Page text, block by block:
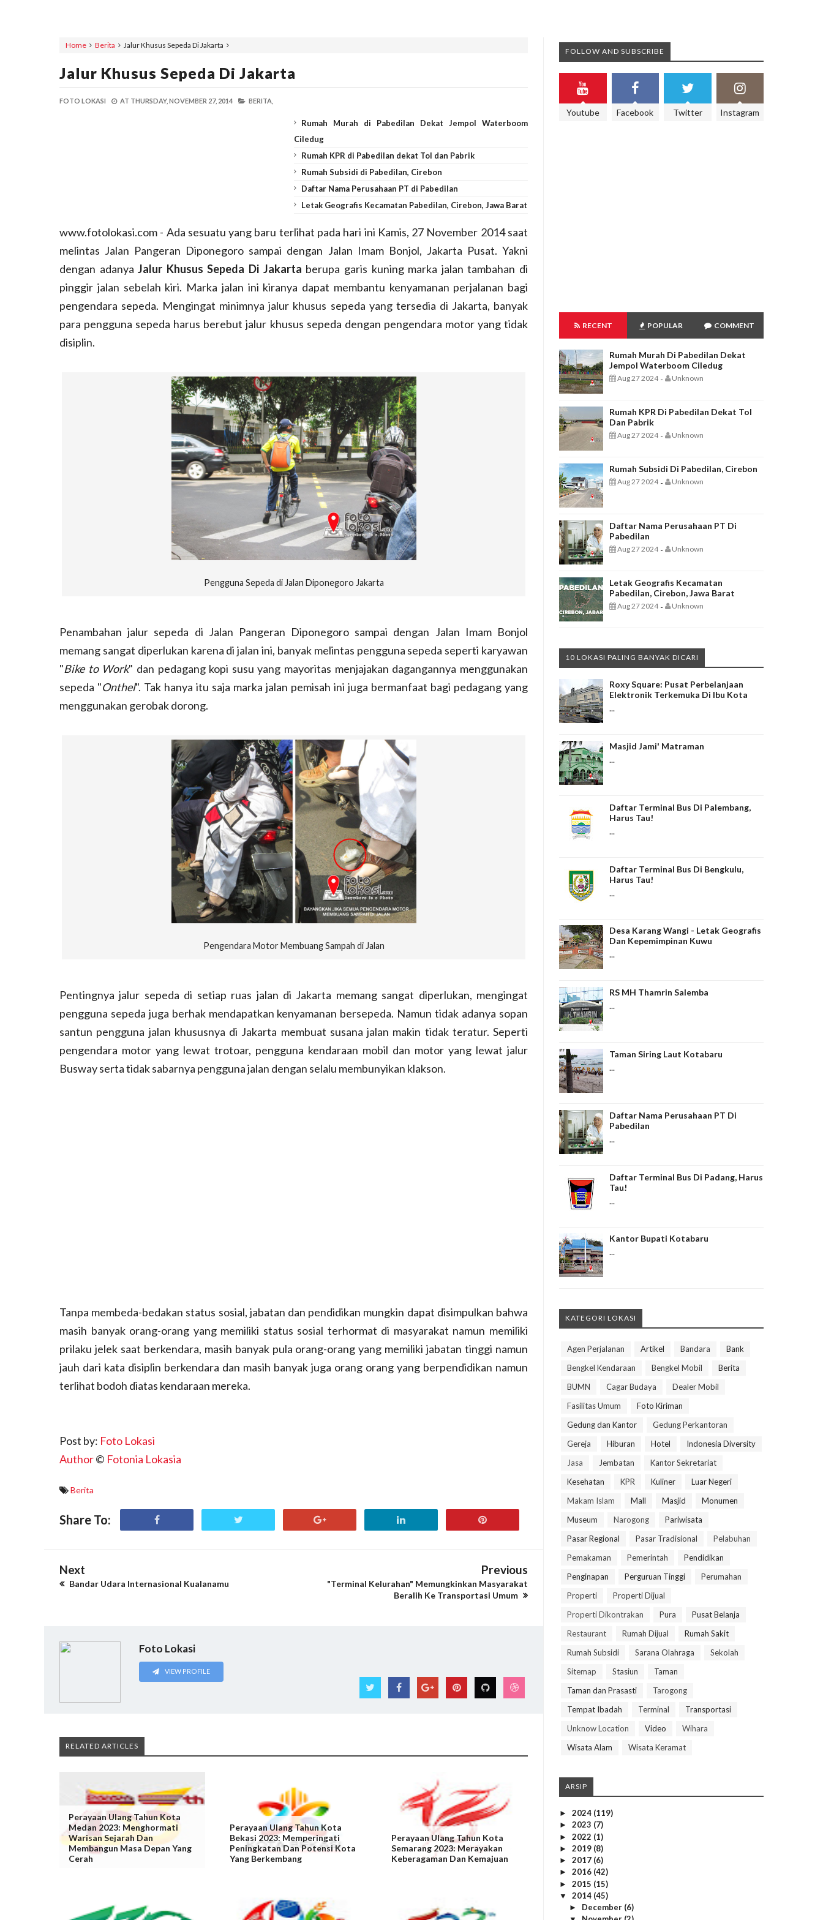
Home Berita Jalur Khusus Sepeda Di Jakarta
Jalur Khusus Sepeda Di Jakarta
FOTO LOKASI AT THURSDAY, NOVEMBER 27, 2014 BERITA,
Rumah Murah di Pabedilan Dekat Jempol Waterboom
Ciledug
Rumah KPR di Pabedilan dekat Tol dan Pabrik
Rumah Subsidi di Pabedilan, Cirebon
Daftar Nama Perusahaan PT di Pabedilan
Letak Geografis Kecamatan Pabedilan, Cirebon, Jawa Barat
www.fotolokasi.com - Ada sesuatu yang baru terlihat pada hari ini Kamis, 27 November 2014 saat
melintas Jalan Pangeran Diponegoro sampai dengan Jalan Imam Bonjol, Jakarta Pusat. Yakni
dengan adanyaJalur Khusus Sepeda Di Jakarta berupa garis kuning marka jalan tambahan di
pinggir jalan sebelah kiri. Marka jalan ini kiranya dapat membantu kenyamanan perjalanan bagi
pengendara sepeda. Mengingat minimnya jalur khusus sepeda yang tersedia di Jakarta, banyak
para pengguna sepeda harus berebut jalur khusus sepeda dengan pengendara motor yang tidak
disiplin.
Pengguna Sepeda di Jalan Diponegoro Jakarta
Penambahan jalur sepeda di Jalan Pangeran Diponegoro sampai dengan Jalan Imam Bonjol
memang sangat diperlukan karena di jalan ini, banyak melintas pengguna sepeda seperti karyawan
"Bike to Work" dan pedagang kopi susu yang mayoritas menjajakan dagangannya menggunakan
sepeda "Onthel". Tak hanya itu saja marka jalan pemisah ini juga bermanfaat bagi pedagang yang
menggunakan gerobak dorong.
Pengendara Motor Membuang Sampah di Jalan
Pentingnya jalur sepeda di setiap ruas jalan di Jakarta memang sangat diperlukan, mengingat
pengguna sepeda juga berhak mendapatkan kenyamanan bersepeda. Namun tidak adanya sopan
santun pengguna jalan khususnya di Jakarta membuat susana jalan makin tidak teratur. Seperti
pengendara motor yang lewat trotoar, pengguna kendaraan mobil dan motor yang lewat jalur
Busway serta tidak sabarnya pengguna jalan dengan selalu membunyikan klakson.
Tanpa membeda-bedakan status sosial, jabatan dan pendidikan mungkin dapat disimpulkan bahwa
masih banyak orang-orang yang memiliki status sosial terhormat di masyarakat namun memiliki
prilaku jelek saat berkendara, masih banyak pula orang-orang yang memiliki jabatan tinggi namun
jauh dari kata disiplin berkendara dan masih banyak juga orang orang yang berpendidikan namun
terlihat bodoh diatas kendaraan mereka.
Post by: Foto Lokasi
Author© Fotonia Lokasia
Berita
Share To:
Next
Bandar Udara Internasional Kualanamu
Previous
"Terminal Kelurahan" Memungkinkan Masyarakat
Beralih Ke Transportasi Umum
Foto Lokasi
VIEW PROFILE
RELATED ARTICLES
Perayaan Ulang Tahun Kota
Medan 2023: Menghormati
Warisan Sejarah Dan
Membangun Masa Depan Yang
Cerah
Perayaan Ulang Tahun Kota
Bekasi 2023: Memperingati
Peningkatan Dan Potensi Kota
Yang Berkembang
Perayaan Ulang Tahun Kota
Semarang 2023: Merayakan
Keberagaman Dan Kemajuan
FOLLOW AND SUBSCRIBE
Youtube Facebook Twitter Instagram
RECENT POPULAR COMMENT
Rumah Murah Di Pabedilan Dekat
Jempol Waterboom Ciledug
Aug 27 2024 - Unknown
Rumah KPR Di Pabedilan Dekat Tol
Dan Pabrik
Aug 27 2024 - Unknown
Rumah Subsidi Di Pabedilan, Cirebon
Aug 27 2024 - Unknown
Daftar Nama Perusahaan PT Di
Pabedilan
Aug 27 2024 - Unknown
Letak Geografis Kecamatan
Pabedilan, Cirebon, Jawa Barat
Aug 27 2024 - Unknown
10 LOKASI PALING BANYAK DICARI
Roxy Square: Pusat Perbelanjaan
Elektronik Terkemuka Di Ibu Kota
...
Masjid Jami' Matraman
...
Daftar Terminal Bus Di Palembang,
Harus Tau!
...
Daftar Terminal Bus Di Bengkulu,
Harus Tau!
...
Desa Karang Wangi - Letak Geografis
Dan Kepemimpinan Kuwu
...
RS MH Thamrin Salemba
...
Taman Siring Laut Kotabaru
...
Daftar Nama Perusahaan PT Di
Pabedilan
...
Daftar Terminal Bus Di Padang, Harus
Tau!
...
Kantor Bupati Kotabaru
...
KATEGORI LOKASI
Agen Perjalanan Artikel Bandara
Bank
Bengkel Kendaraan
Bengkel Mobil
Berita
BUMN
Cagar Budaya
Dealer Mobil
Fasilitas Umum
Foto Kiriman
Gedung dan Kantor
Gedung Perkantoran
Gereja
Hiburan Hotel
Indonesia Diversity
Jasa
Jembatan
Kantor Sekretariat
Kesehatan
KPR Kuliner
Luar Negeri
Makam Islam
Mall Masjid
Monumen
Museum
Narogong
Pariwisata
Pasar Regional
Pasar Tradisional
Pelabuhan
Pemakaman
Pemerintah
Pendidikan
Penginapan
Perguruan Tinggi
Perumahan
Properti
Properti Dijual
Properti Dikontrakan
Pura
Pusat Belanja
Restaurant
Rumah Dijual
Rumah Sakit
Rumah Subsidi
Sarana Olahraga
Sekolah
Sitemap
Stasiun
Taman
Taman dan Prasasti
Tarogong
Tempat Ibadah
Terminal
Transportasi
Unknow Location
Video
Wihara
Wisata Alam
Wisata Keramat
ARSIP
► 2024 (119)
► 2023 (7)
► 2022 (1)
► 2019 (8)
► 2017 (6)
► 2016 (42)
► 2015 (15)
▼ 2014 (45)
► December (6)